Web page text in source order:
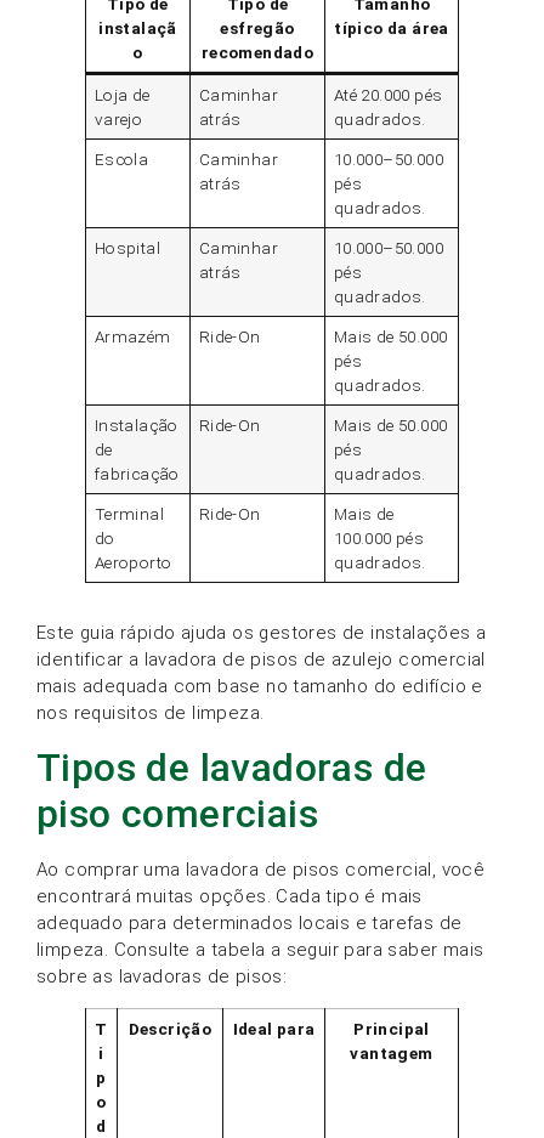
instalaçã
o
esfregão
recomendado
típico da área
Loja de
varejo
Caminhar
atrás
Até 20.000 pés
quadrados.
Escola
Caminhar
atrás
10.000–50.000
pés
quadrados.
Hospital
Caminhar
atrás
10.000–50.000
pés
quadrados.
Armazém Ride-On
Mais de 50.000
pés
quadrados.
Instalação
de
fabricação
Ride-On
Mais de 50.000
pés
quadrados.
Terminal
do
Aeroporto
Ride-On
Mais de
100.000 pés
quadrados.
Este guia rápido ajuda os gestores de instalações a
identificar a lavadora de pisos de azulejo comercial
mais adequada com base no tamanho do edifício e
nos requisitos de limpeza.
Tipos de lavadoras de
piso comerciais
Ao comprar uma lavadora de pisos comercial, você
encontrará muitas opções. Cada tipo é mais
adequado para determinados locais e tarefas de
limpeza. Consulte a tabela a seguir para saber mais
sobre as lavadoras de pisos:
T
i
p
o
d
Descrição Ideal para
Principal
vantagem